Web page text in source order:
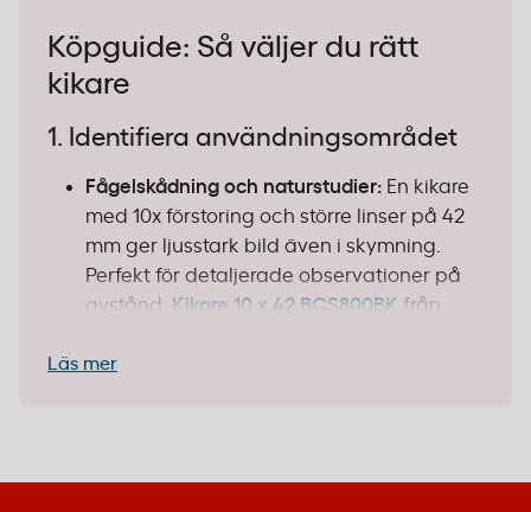
Köpguide: Så väljer du rätt
kikare
1. Identifiera användningsområdet
Fågelskådning och naturstudier: En kikare
med 10x förstoring och större linser på 42
mm ger ljusstark bild även i skymning.
Perfekt för detaljerade observationer på
avstånd. Kikare 10 x 42 BCS800BK från
Vandring och resor:
perfekt när du är på språng.
Läs mer